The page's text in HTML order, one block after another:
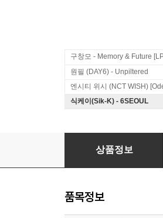
구창모 - Memory & Future
원필 (DAY6) - Unpiltered
식케이(Sik-K) - 6SEOUL
세이수미 (Say Sue
상품정보
품목정보